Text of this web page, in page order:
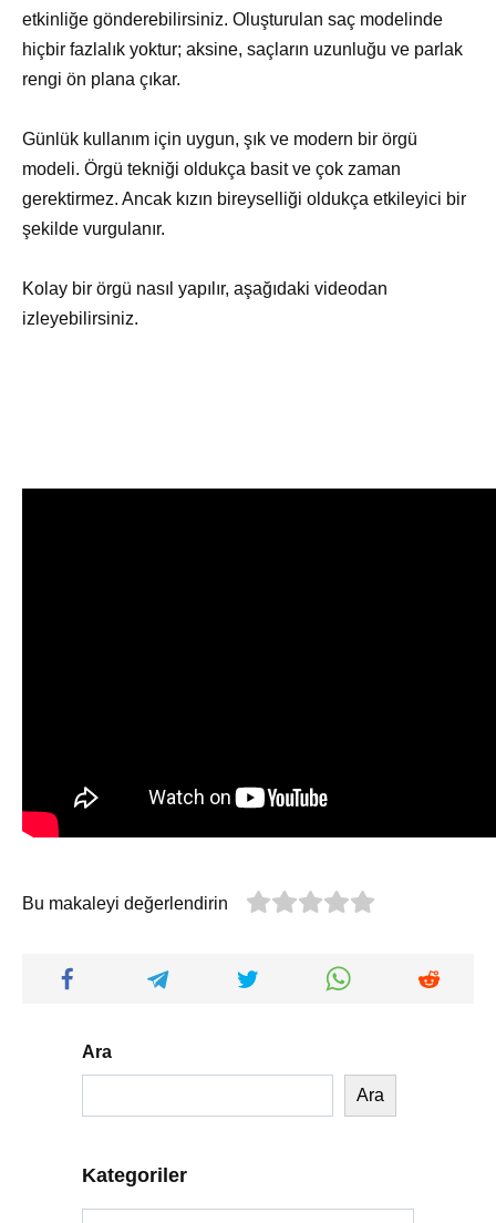
etkinliğe gönderebilirsiniz. Oluşturulan saç modelinde
hiçbir fazlalık yoktur; aksine, saçların uzunluğu ve parlak
rengi ön plana çıkar.
Günlük kullanım için uygun, şık ve modern bir örgü
modeli. Örgü tekniği oldukça basit ve çok zaman
gerektirmez. Ancak kızın bireyselliği oldukça etkileyici bir
şekilde vurgulanır.
Kolay bir örgü nasıl yapılır, aşağıdaki videodan
izleyebilirsiniz.
Bu makaleyi değerlendirin
Ara
Ara
Kategoriler